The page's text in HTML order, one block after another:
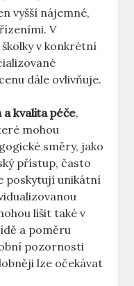
vyšší nájemné,
V
v konkrétní
dále ovlivňuje.
kvalita péče,
mohou
směry, jako
přístup, často
poskytují unikátní
lišit také v
a poměru
pozornosti
lze očekávat